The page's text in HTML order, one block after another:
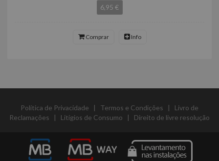
6,95 €
Comprar Info
Política de Privacidade | Termos e Condições | Livro de
Reclamações | Litígios de Consumo | Direito de livre resolução